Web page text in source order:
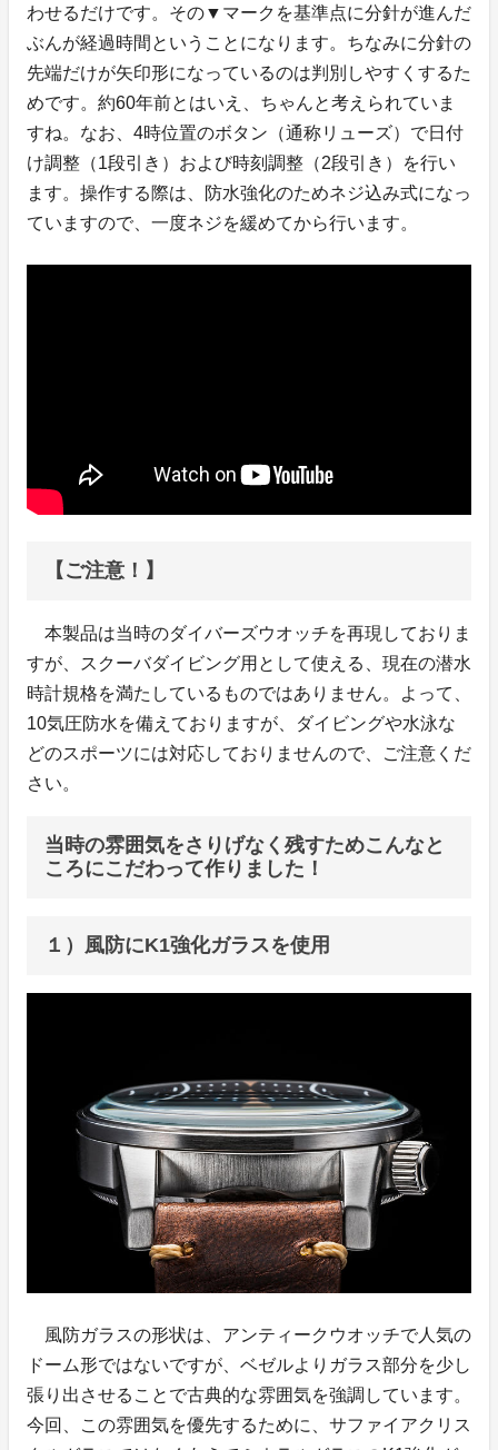
わせるだけです。その▼マークを基準点に分針が進んだ
ぶんが経過時間ということになります。ちなみに分針の
先端だけが矢印形になっているのは判別しやすくするた
めです。約60年前とはいえ、ちゃんと考えられていま
すね。なお、4時位置のボタン（通称リューズ）で日付
け調整（1段引き）および時刻調整（2段引き）を行い
ます。操作する際は、防水強化のためネジ込み式になっ
ていますので、一度ネジを緩めてから行います。
【ご注意！】
本製品は当時のダイバーズウオッチを再現しておりま
すが、スクーバダイビング用として使える、現在の潜水
時計規格を満たしているものではありません。よって、
10気圧防水を備えておりますが、ダイビングや水泳な
どのスポーツには対応しておりませんので、ご注意くだ
さい。
当時の雰囲気をさりげなく残すためこんなと
ころにこだわって作りました！
１）風防にK1強化ガラスを使用
風防ガラスの形状は、アンティークウオッチで人気の
ドーム形ではないですが、ベゼルよりガラス部分を少し
張り出させることで古典的な雰囲気を強調しています。
今回、この雰囲気を優先するために、サファイアクリス